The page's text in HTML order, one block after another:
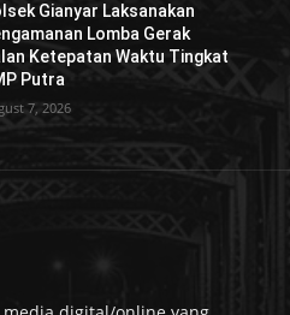
Gianyar Laksanakan
Lomba Gerak
Ketepatan Waktu Tingkat
Putra
7, 2026